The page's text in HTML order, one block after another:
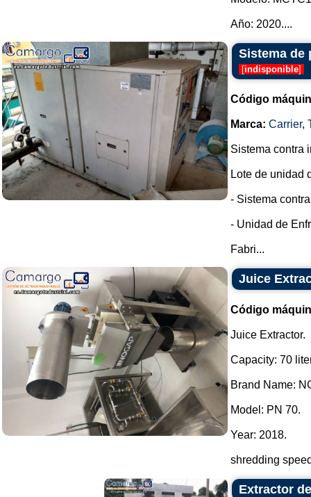
Año: 2020....
Sistema de
[indisponible]
Código
Marca: Carrier,
Sistema contra
Lote de unidad
- Sistema
- Unidad de
Fabri...
Juice
Código
Juice Extractor.
Capacity: 70
Brand Name:
Model: PN 70.
Year: 2018.
shredding
Extractor